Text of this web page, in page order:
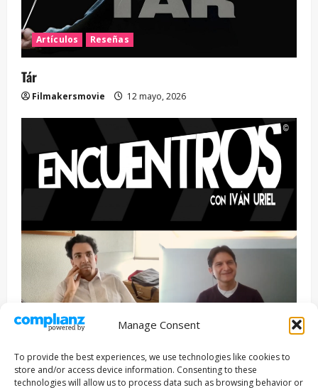
Manage Consent
To provide the best experiences, we use technologies like cookies to
store and/or access device information. Consenting to these
technologies will allow us to process data such as browsing behavior or
Artículos Reseñas
Tár
Filmakersmovie 12 mayo, 2026
Entrevista Series
ENCUENTROS CON IVÁN URIEL T3E22: JUAN PATRICIO
RIVEROLL